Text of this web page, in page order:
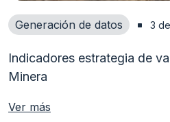
Generación de datos 3
Indicadores estrategia de
Minera
Ver más